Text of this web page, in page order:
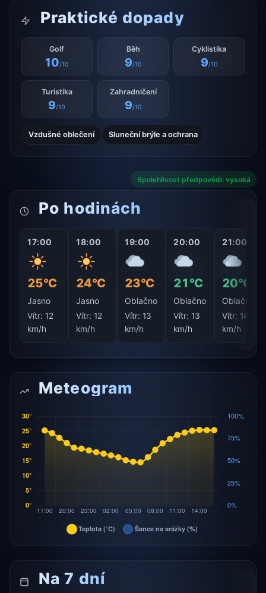
Praktické dopady
Golf
10/10
Běh
9/10
Cyklistika
9/10
Turistika
9/10
Zahradničení
9/10
Vzdušné oblečení Sluneční brýle a ochrana
Spolehlivost předpovědi: vysoká
Po hodinách
17:00
25°C
Jasno
Vítr: 12
km/h
18:00
24°C
Jasno
Vítr: 12
km/h
19:00
23°C
Oblačno
Vítr: 13
km/h
20:00
21°C
Oblačno
Vítr: 13
km/h
21:00
20°C
Oblačno
Vítr: 14
km/h
Meteogram
Na 7 dní